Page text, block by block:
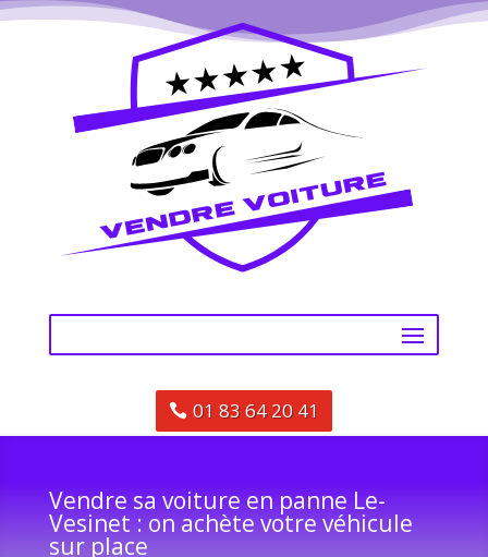
01 83 64 20 41
Vendre sa voiture en panne Le-
Vesinet : on achète votre véhicule
sur place